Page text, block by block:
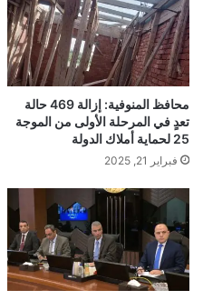
محافظ المنوفية: إزالة 469 حالة
تعدٍ في المرحلة الأولى من الموجة
25 لحماية أملاك الدولة
فبراير 21, 2025